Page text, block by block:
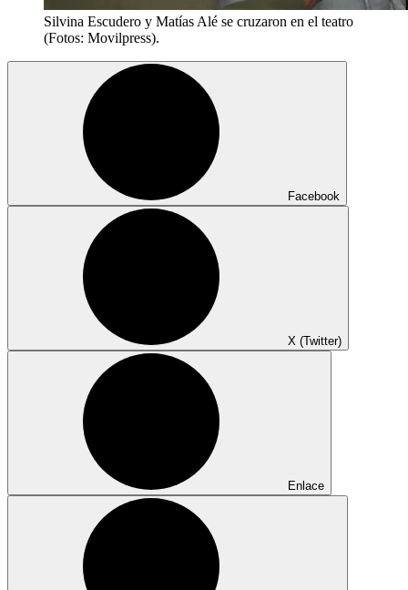
Silvina Escudero y Matías Alé se cruzaron en el teatro
(Fotos: Movilpress).
Facebook
X (Twitter)
Enlace